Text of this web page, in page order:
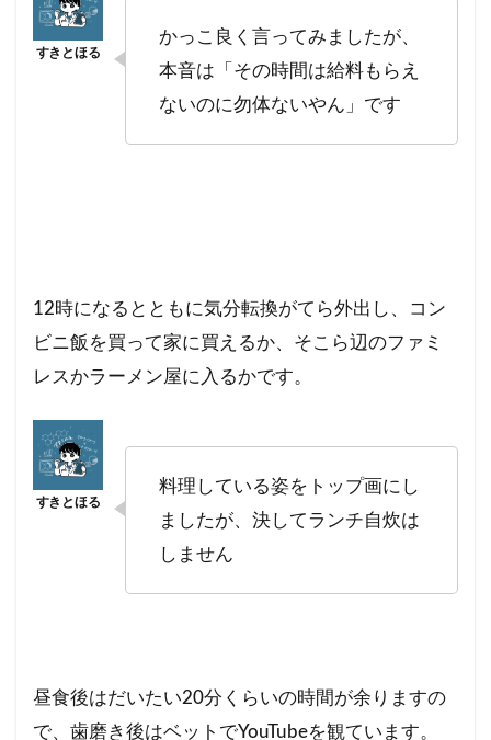
かっこ良く言ってみましたが、
本音は「その時間は給料もらえ
ないのに勿体ないやん」です
12時になるとともに気分転換がてら外出し、コン
ビニ飯を買って家に買えるか、そこら辺のファミ
レスかラーメン屋に入るかです。
料理している姿をトップ画にし
ましたが、決してランチ自炊は
しません
昼食後はだいたい20分くらいの時間が余りますの
で、歯磨き後はベットでYouTubeを観ています。